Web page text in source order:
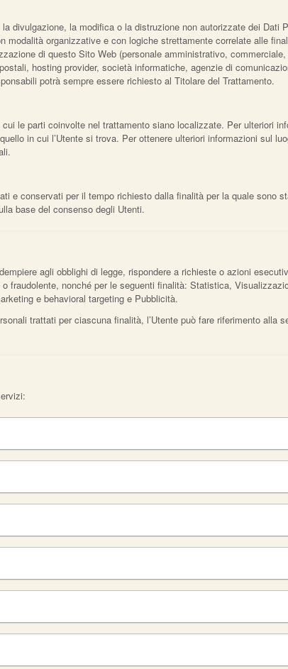
divulgazione, la modifica o la distruzione non autorizzate dei Dati
organizzative e con logiche strettamente correlate alle
di questo Sito Web (personale amministrativo,
hosting provider, società informatiche, agenzie di
potrà sempre essere richiesto al Titolare del Trattamento.
le parti coinvolte nel trattamento siano localizzate. Per ulteriori
in cui l’Utente si trova. Per ottenere ulteriori informazioni sul
e conservati per il tempo richiesto dalla finalità per la quale sono
base del consenso degli Utenti.
agli obblighi di legge, rispondere a richieste o azioni
fraudolente, nonché per le seguenti finalità: Statistica,
e behavioral targeting e Pubblicità.
trattati per ciascuna finalità, l’Utente può fare riferimento alla